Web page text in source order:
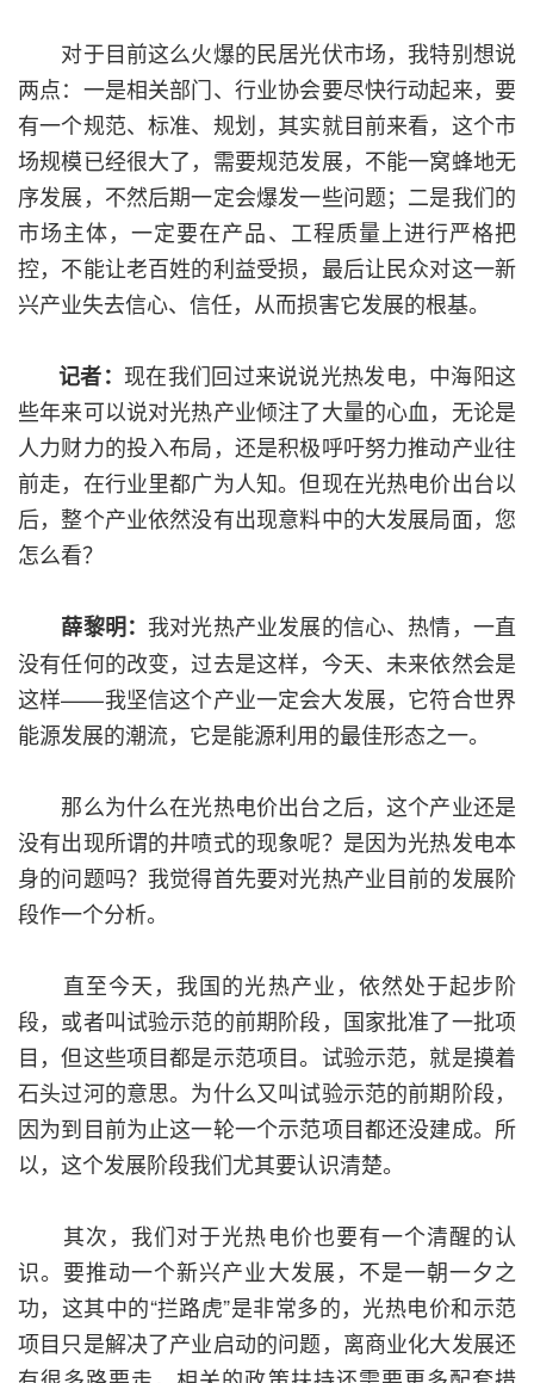
对于目前这么火爆的民居光伏市场，我特别想说
两点：一是相关部门、行业协会要尽快行动起来，要
有一个规范、标准、规划，其实就目前来看，这个市
场规模已经很大了，需要规范发展，不能一窝蜂地无
序发展，不然后期一定会爆发一些问题；二是我们的
市场主体，一定要在产品、工程质量上进行严格把
控，不能让老百姓的利益受损，最后让民众对这一新
兴产业失去信心、信任，从而损害它发展的根基。
记者：现在我们回过来说说光热发电，中海阳这
些年来可以说对光热产业倾注了大量的心血，无论是
人力财力的投入布局，还是积极呼吁努力推动产业往
前走，在行业里都广为人知。但现在光热电价出台以
后，整个产业依然没有出现意料中的大发展局面，您
怎么看？
薛黎明： 我对光热产业发展的信心、热情，一直
没有任何的改变，过去是这样，今天、未来依然会是
这样——我坚信这个产业一定会大发展，它符合世界
能源发展的潮流，它是能源利用的最佳形态之一。
那么为什么在光热电价出台之后，这个产业还是
没有出现所谓的井喷式的现象呢？是因为光热发电本
身的问题吗？我觉得首先要对光热产业目前的发展阶
段作一个分析。
直至今天，我国的光热产业，依然处于起步阶
段，或者叫试验示范的前期阶段，国家批准了一批项
目，但这些项目都是示范项目。试验示范，就是摸着
石头过河的意思。为什么又叫试验示范的前期阶段，
因为到目前为止这一轮一个示范项目都还没建成。所
以，这个发展阶段我们尤其要认识清楚。
其次，我们对于光热电价也要有一个清醒的认
识。要推动一个新兴产业大发展，不是一朝一夕之
功，这其中的“拦路虎”是非常多的，光热电价和示范
项目只是解决了产业启动的问题，离商业化大发展还